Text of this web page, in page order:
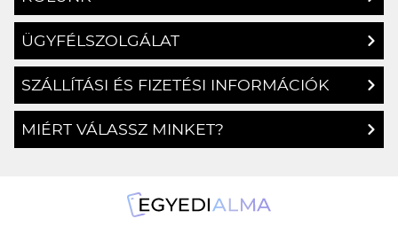
RÓLUNK
ÜGYFÉLSZOLGÁLAT
SZÁLLÍTÁSI ÉS FIZETÉSI INFORMÁCIÓK
MIÉRT VÁLASSZ MINKET?